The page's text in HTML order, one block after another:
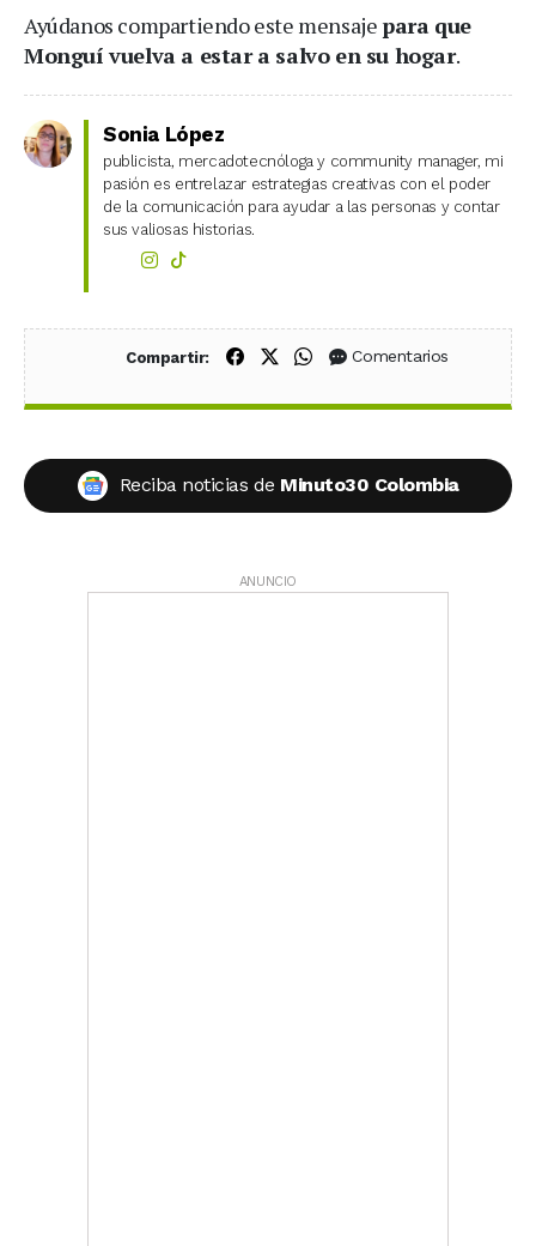
Ayúdanos compartiendo este mensaje para que
Monguí vuelva a estar a salvo en su hogar.
Sonia López
publicista, mercadotecnóloga y community manager, mi
pasión es entrelazar estrategias creativas con el poder
de la comunicación para ayudar a las personas y contar
sus valiosas historias.
Compartir: Compartir en Facebook
Compartir en X (Twitter)
Compartir en WhatsApp
Comentarios
Reciba noticias de Minuto30 Colombia
ANUNCIO